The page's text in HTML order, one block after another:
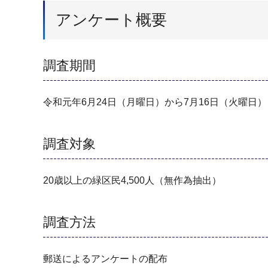
アンケート概要
調査期間
令和元年6月24日（月曜日）から7月16日（火曜日
調査対象
20歳以上の緑区民4,500人（無作為抽出）
調査方法
郵送によるアンケートの配布